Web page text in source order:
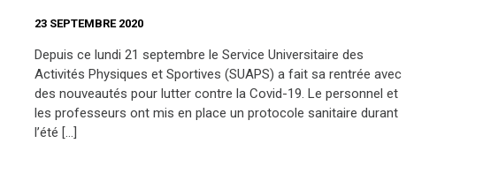
23 SEPTEMBRE 2020
Depuis ce lundi 21 septembre le Service Universitaire des
Activités Physiques et Sportives (SUAPS) a fait sa rentrée avec
des nouveautés pour lutter contre la Covid-19. Le personnel et
les professeurs ont mis en place un protocole sanitaire durant
l’été […]